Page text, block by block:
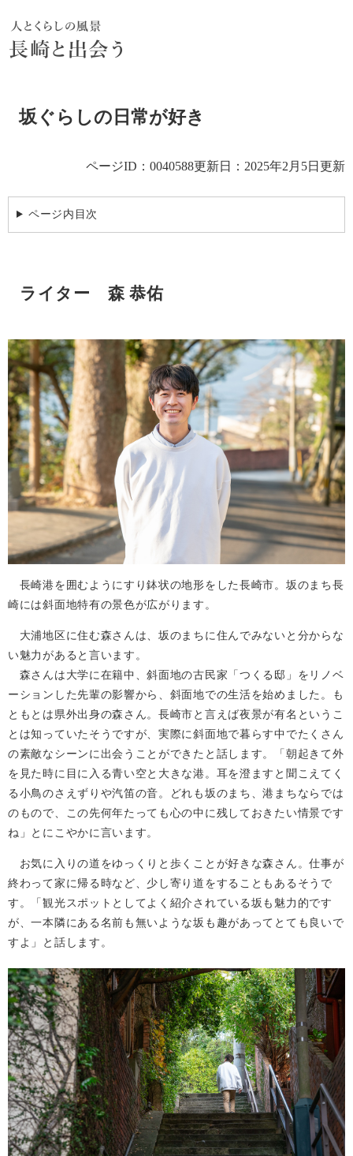
の
す。
ー
坂ぐらしの日常が好き
ページID：0040588更新日：2025年2月5日更新
ページ内目次
ライター 森 恭佑
長崎港を囲むようにすり鉢状の地形をした長崎市。坂のまち長
崎には斜面地特有の景色が広がります。
大浦地区に住む森さんは、坂のまちに住んでみないと分からな
い魅力があると言います。
森さんは大学に在籍中、斜面地の古民家「つくる邸」をリノベ
ーションした先輩の影響から、斜面地での生活を始めました。も
ともとは県外出身の森さん。長崎市と言えば夜景が有名というこ
とは知っていたそうですが、実際に斜面地で暮らす中でたくさん
の素敵なシーンに出会うことができたと話します。「朝起きて外
を見た時に目に入る青い空と大きな港。耳を澄ますと聞こえてく
る小鳥のさえずりや汽笛の音。どれも坂のまち、港まちならでは
のもので、この先何年たっても心の中に残しておきたい情景です
ね」とにこやかに言います。
お気に入りの道をゆっくりと歩くことが好きな森さん。仕事が
終わって家に帰る時など、少し寄り道をすることもあるそうで
す。「観光スポットとしてよく紹介されている坂も魅力的です
が、一本隣にある名前も無いような坂も趣があってとても良いで
すよ」と話します。